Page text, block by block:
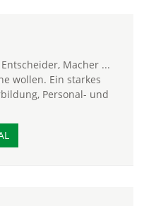
Macher ...
wollen. Ein starkes
Personal- und